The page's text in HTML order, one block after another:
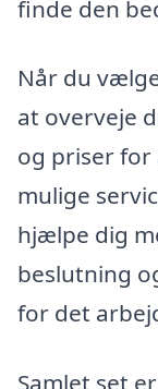
finde den
Når du
at overveje
og priser for
mulige
hjælpe dig
beslutning
for det
Samlet set